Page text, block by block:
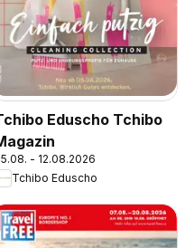
Eduscho Tchibo
- 12.08.2026
Tchibo Eduscho